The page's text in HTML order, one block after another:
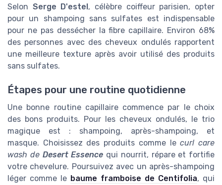
Selon Serge D'estel, célèbre coiffeur parisien, opter
pour un shampoing sans sulfates est indispensable
pour ne pas dessécher la fibre capillaire. Environ 68%
des personnes avec des cheveux ondulés rapportent
une meilleure texture après avoir utilisé des produits
sans sulfates.
Étapes pour une routine quotidienne
Une bonne routine capillaire commence par le choix
des bons produits. Pour les cheveux ondulés, le trio
magique est : shampoing, après-shampoing, et
masque. Choisissez des produits comme lecurl care
wash de Desert Essence qui nourrit, répare et fortifie
votre chevelure. Poursuivez avec un après-shampoing
léger comme le baume framboise de Centifolia, qui